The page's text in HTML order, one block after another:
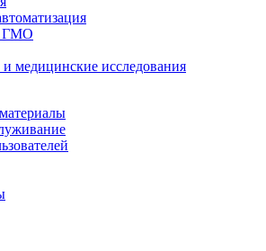
ГМО
медицинские исследования